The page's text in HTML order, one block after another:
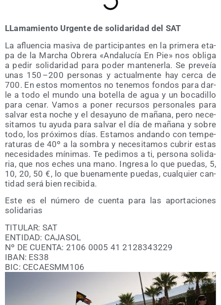
LLa­ma­mien­to Urgen­te de soli­da­ri­dad del SAT
La afluen­cia masi­va de par­ti­ci­pan­tes en la pri­me­ra eta­
pa de la Mar­cha Obre­ra «Anda­lu­cía En Pie» nos obli­ga
a pedir soli­da­ri­dad para poder man­te­ner­la. Se pre­veía
unas 150 – 200 per­so­nas y actual­men­te hay cer­ca de
700. En estos momen­tos no tene­mos fon­dos para dar­
le a todo el mun­do una bote­lla de agua y un boca­di­llo
para cenar. Vamos a poner recur­sos per­so­na­les para
sal­var esta noche y el desa­yuno de maña­na, pero nece­
si­ta­mos tu ayu­da para sal­var el día de maña­na y sobre
todo, los pró­xi­mos días. Esta­mos andan­do con tem­pe­
ra­tu­ras de 40º a la som­bra y nece­si­ta­mos cubrir estas
nece­si­da­des míni­mas. Te pedi­mos a ti, per­so­na soli­da­
ria, que nos eches una mano. Ingre­sa lo que pue­das, 5,
10, 20, 50 €, lo que bue­na­men­te pue­das, cual­quier can­
ti­dad será bien recibida.
Este es el núme­ro de cuen­ta para las apor­ta­cio­nes
solidarias
TITULAR: SAT
ENTIDAD: CAJASOL
Nº DE CUENTA: 2106 0005 41 2128343229
IBAN: ES38
BIC: CECAESMM106